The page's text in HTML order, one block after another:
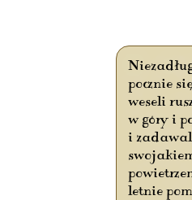
pocznie
weseli
w góry i
i
letnie